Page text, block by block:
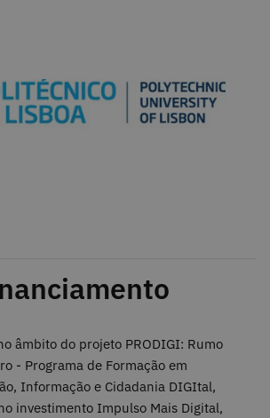
âmbito do projeto PRODIGI: Rumo
- Programa de Formação em
Informação e Cidadania DIGItal,
investimento Impulso Mais Digital,